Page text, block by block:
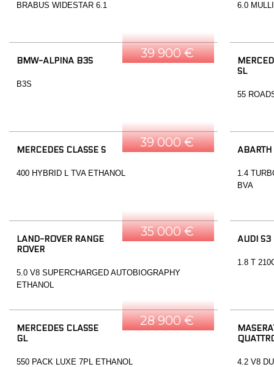
BRABUS WIDESTAR 6.1 6.0
39 900 €
BMW-ALPINA B3S
B3S
SL
55
39 000 €
MERCEDES CLASSE S
400 HYBRID L TVA ETHANOL
1.4
BVA
35 000 €
LAND-ROVER RANGE
ROVER
5.0 V8 SUPERCHARGED AUTOBIOGRAPHY
ETHANOL
AUDI S3
1.8 T
28 900 €
MERCEDES CLASSE
GL
550 PACK LUXE 7PL ETHANOL 4.2 V8